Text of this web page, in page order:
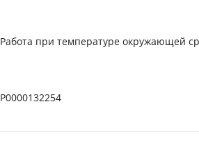
Работа при температуре окружающей
Р0000132254